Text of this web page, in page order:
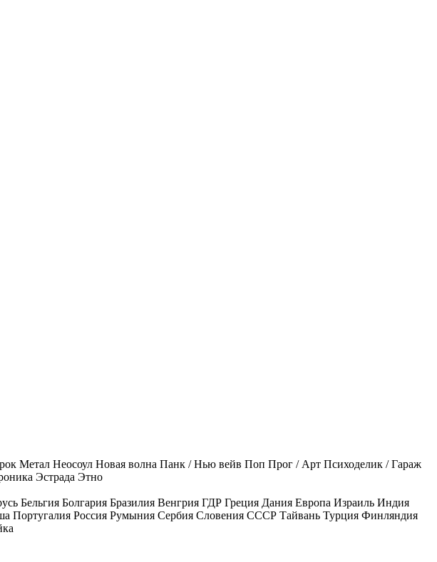
Метал Неосоул Новая волна Панк / Нью вейв Поп Прог / Арт Психоделик / Гараж
Эстрада Этно
Бельгия Болгария Бразилия Венгрия ГДР Греция Дания Европа Израиль Индия
Португалия Россия Румыния Сербия Словения СССР Тайвань Турция Финляндия